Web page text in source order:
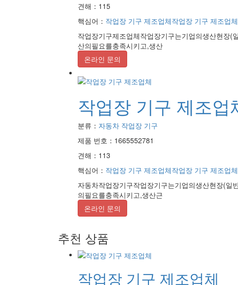
견해：115
핵심어： 작업장 기구 제조업체작업장 기구 제조업
작업장기구제조업체작업장기구는기업의생산현장(
산의필요를충족시키고,생산
온라인 문의
작업장 기구 제조업
분류： 자동차 작업장 기구
제품 번호：1665552781
견해：113
핵심어： 작업장 기구 제조업체작업장 기구 제조업
자동차작업장기구작업장기구는기업의생산현장(
의필요를충족시키고,생산근
온라인 문의
추천 상품
작업장 기구 제조업체